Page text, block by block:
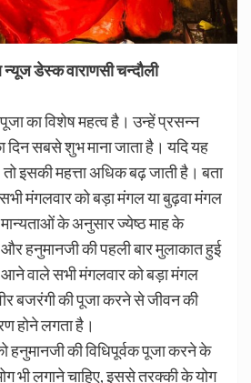
डेस्क वाराणसी चन्दौली
पूजा का विशेष महत्व है। उन्हें प्रसन्न
सबसे शुभ माना जाता है। यदि यह
तो इसकी महत्ता अधिक बढ़ जाती है। बता
मंगलवार को बड़ा मंगल या बुढ़वा मंगल
मान्यताओं के अनुसार ज्येष्ठ माह के
हनुमानजी की पहली बार मुलाकात हुई
वाले सभी मंगलवार को बड़ा मंगल
बजरंगी की पूजा करने से जीवन की
होने लगता है।
हनुमानजी की विधिपूर्वक पूजा करने के
भी लगाने चाहिए, इससे तरक्की के योग